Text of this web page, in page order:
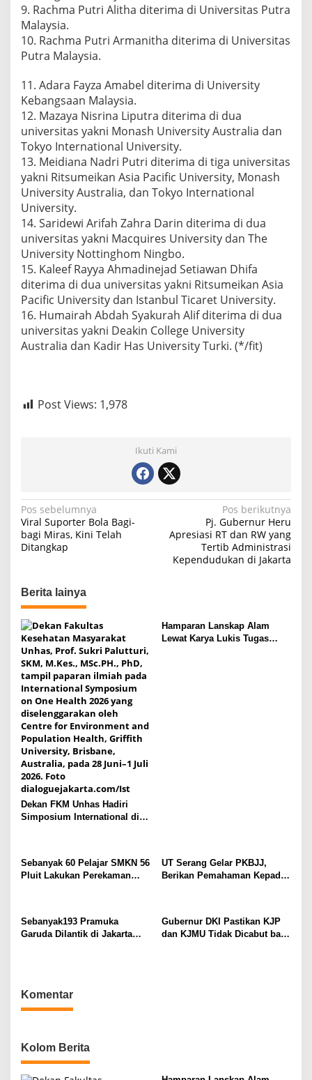
9. Rachma Putri Alitha diterima di Universitas Putra
Malaysia.
10. Rachma Putri Armanitha diterima di Universitas
Putra Malaysia.
11. Adara Fayza Amabel diterima di University
Kebangsaan Malaysia.
12. Mazaya Nisrina Liputra diterima di dua
universitas yakni Monash University Australia dan
Tokyo International University.
13. Meidiana Nadri Putri diterima di tiga universitas
yakni Ritsumeikan Asia Pacific University, Monash
University Australia, dan Tokyo International
University.
14. Saridewi Arifah Zahra Darin diterima di dua
universitas yakni Macquires University dan The
University Nottinghom Ningbo.
15. Kaleef Rayya Ahmadinejad Setiawan Dhifa
diterima di dua universitas yakni Ritsumeikan Asia
Pacific University dan Istanbul Ticaret University.
16. Humairah Abdah Syakurah Alif diterima di dua
universitas yakni Deakin College University
Australia dan Kadir Has University Turki. (*/fit)
Post Views: 1,978
Ikuti Kami
N
a
v
g
a
s
i
p
o
s
Pos sebelumnya
Viral Suporter Bola Bagi-
bagi Miras, Kini Telah
Ditangkap
Pos berikutnya
Pj. Gubernur Heru
Apresiasi RT dan RW yang
Tertib Administrasi
Kependudukan di Jakarta
Berita lainya
Dekan FKM Unhas Hadiri
Simposium International di
Hamparan Lanskap Alam
Lewat Karya Lukis Tugas
Sebanyak 60 Pelajar SMKN 56
Pluit Lakukan Perekaman
UT Serang Gelar PKBJJ,
Berikan Pemahaman Kepada
Sebanyak193 Pramuka
Garuda Dilantik di Jakarta
Gubernur DKI Pastikan KJP
dan KJMU Tidak Dicabut bagi
Komentar
Kolom Berita